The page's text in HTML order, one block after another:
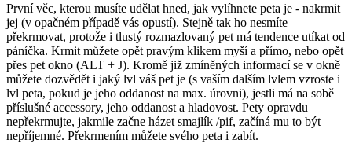
První věc, kterou musíte udělat hned, jak vylíhnete peta je - nakrmit
jej (v opačném případě vás opustí). Stejně tak ho nesmíte
překrmovat, protože i tlustý rozmazlovaný pet má tendence utíkat od
páníčka. Krmit můžete opět pravým klikem myší a přímo, nebo opět
přes pet okno (ALT + J). Kromě již zmíněných informací se v okně
můžete dozvědět i jaký lvl váš pet je (s vaším dalším lvlem vzroste i
lvl peta, pokud je jeho oddanost na max. úrovni), jestli má na sobě
příslušné accessory, jeho oddanost a hladovost. Pety opravdu
nepřekrmujte, jakmile začne házet smajlík /pif, začíná mu to být
nepříjemné. Překrmením můžete svého peta i zabít.